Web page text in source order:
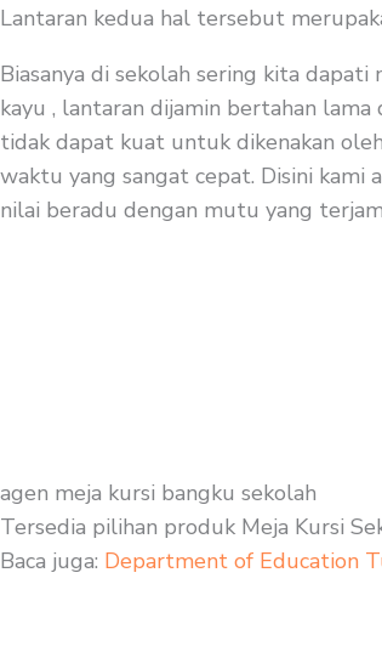
Lantaran kedua hal tersebut
Biasanya di sekolah sering kita
kayu , lantaran dijamin bertahan lama
tidak dapat kuat untuk dikenakan
waktu yang sangat cepat. Disini kami
nilai beradu dengan mutu yang
agen meja kursi bangku sekolah
Tersedia pilihan produk Meja Kursi
Baca juga: Department of Education